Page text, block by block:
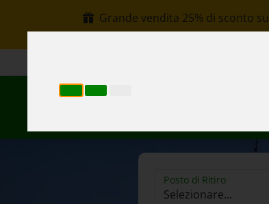
Grande vendita 25% di sconto
Posto di Ritiro